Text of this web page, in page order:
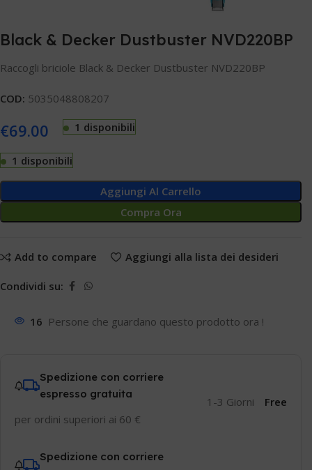
Black & Decker Dustbuster NVD220BP
Raccogli briciole Black & Decker Dustbuster NVD220BP
COD: 5035048808207
€69.00 1 disponibili
1 disponibili
Aggiungi Al Carrello
Compra Ora
Add to compare Aggiungi alla lista dei desideri
Condividi su:
16 Persone che guardano questo prodotto ora !
Spedizione con corriere
espresso gratuita
per ordini superiori ai 60 €
1-3 Giorni Free
Spedizione con corriere